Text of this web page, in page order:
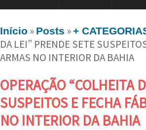
Início » Posts »+
DA LEI” PRENDE SETE
ARMAS NO INTERIOR DA BAHIA
OPERAÇÃO “COLHEITA
SUSPEITOS E FECHA
NO INTERIOR DA BAHIA